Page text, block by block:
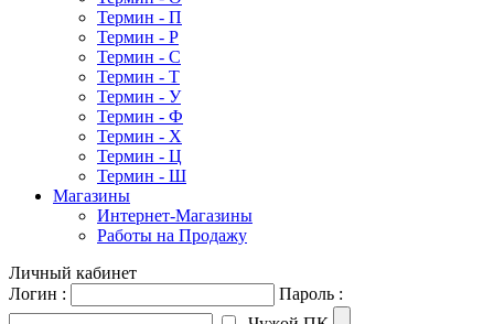
Термин - П
Термин - Р
Термин - С
Термин - Т
Термин - У
Термин - Ф
Термин - Х
Термин - Ц
Термин - Ш
Магазины
Интернет-Магазины
Работы на Продажу
Личный кабинет
Логин :
Пароль :